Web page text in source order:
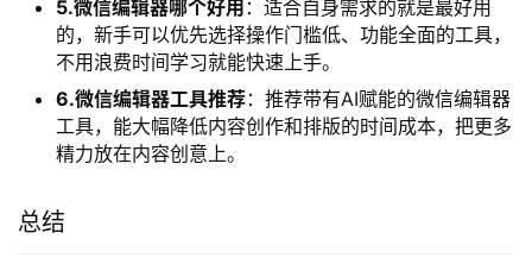
版功能的公众号排版软件，新手也能快速做出专业级效
果。
3.微信公众号编辑器推荐：推荐功能全面的全链路AI微
信公众号编辑器，覆盖写作、排版、发布、数据复盘全
流程，是现在很多头部运营团队的选择。
4.微信公众号编辑器哪个好
产品，有垂直需求的话选择对应赛道的专业工具。